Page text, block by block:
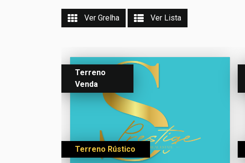
Ver Grelha Ver Lista
Terreno
Venda
Terreno Rústico